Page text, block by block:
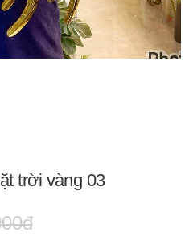
trời vàng 03